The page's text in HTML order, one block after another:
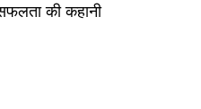
की कहानी